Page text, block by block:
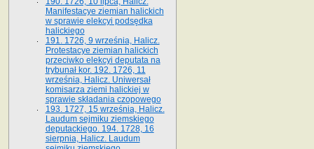
Manifestacye ziemian halickich
w sprawie elekcyi podsędka
halickiego
191. 1726, 9 września, Halicz.
Protestacye ziemian halickich
przeciwko elekcyi deputata na
trybunał kor. 192. 1726, 11
września, Halicz. Uniwersał
komisarza ziemi halickiej w
sprawie składania czopowego
193. 1727, 15 września, Halicz.
Laudum sejmiku ziemskiego
deputackiego. 194. 1728, 16
sierpnia, Halicz. Laudum